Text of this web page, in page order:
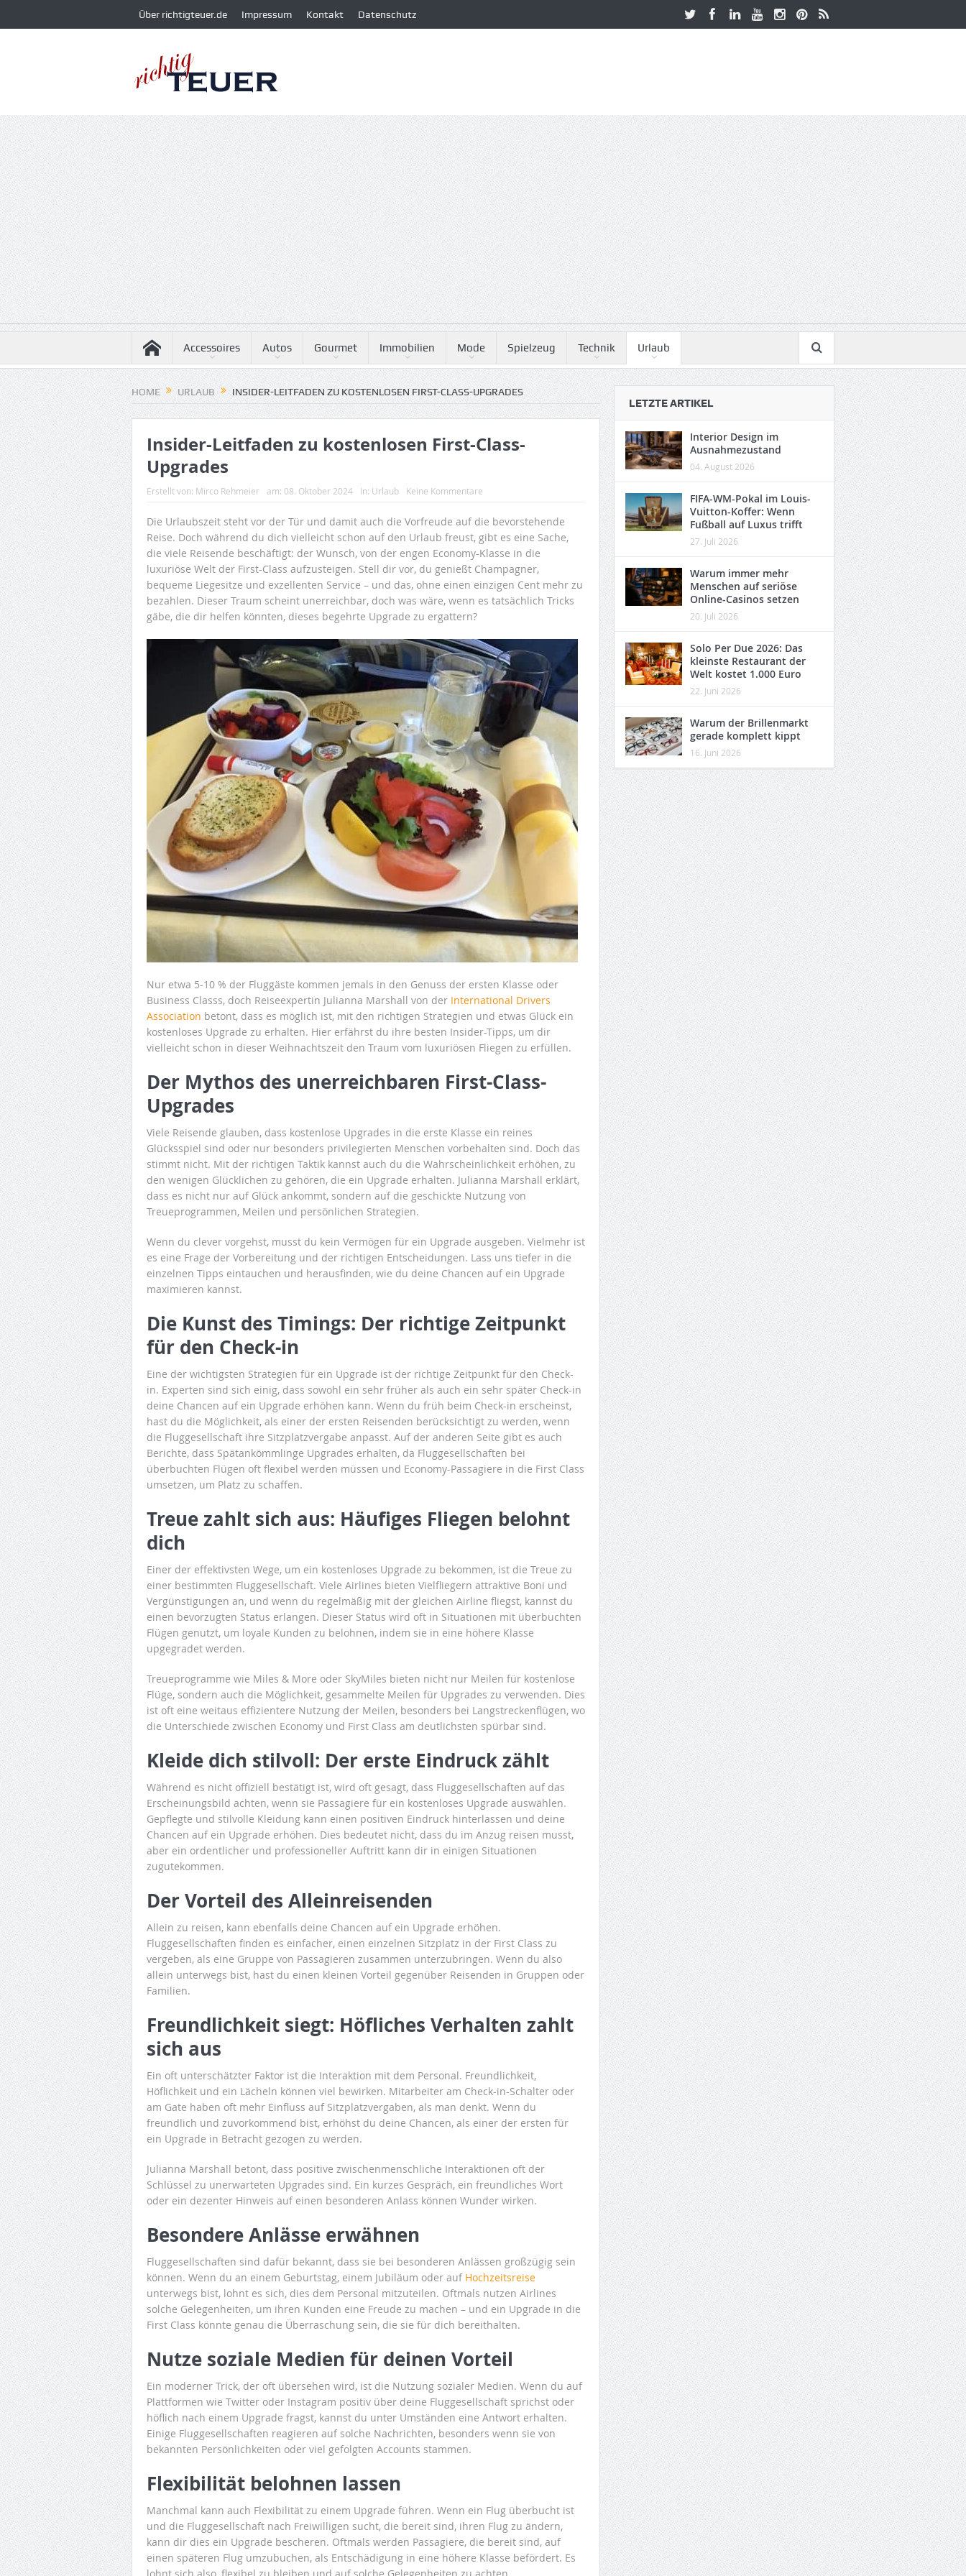
Über richtigteuer.de Impressum Kontakt Datenschutz
Accessoires Autos Gourmet Immobilien Mode Spielzeug Technik Urlaub
HOME URLAUB INSIDER-LEITFADEN ZU KOSTENLOSEN FIRST-CLASS-UPGRADES
Insider-Leitfaden zu kostenlosen First-Class-
Upgrades
Erstellt von: Mirco Rehmeier am: 08. Oktober 2024 In: Urlaub Keine Kommentare
Die Urlaubszeit steht vor der Tür und damit auch die Vorfreude auf die bevorstehende
Reise. Doch während du dich vielleicht schon auf den Urlaub freust, gibt es eine Sache,
die viele Reisende beschäftigt: der Wunsch, von der engen Economy-Klasse in die
luxuriöse Welt der First-Class aufzusteigen. Stell dir vor, du genießt Champagner,
bequeme Liegesitze und exzellenten Service – und das, ohne einen einzigen Cent mehr zu
bezahlen. Dieser Traum scheint unerreichbar, doch was wäre, wenn es tatsächlich Tricks
gäbe, die dir helfen könnten, dieses begehrte Upgrade zu ergattern?
Nur etwa 5-10 % der Fluggäste kommen jemals in den Genuss der ersten Klasse oder
Business Classs, doch Reiseexpertin Julianna Marshall von der International Drivers
Association betont, dass es möglich ist, mit den richtigen Strategien und etwas Glück ein
kostenloses Upgrade zu erhalten. Hier erfährst du ihre besten Insider-Tipps, um dir
vielleicht schon in dieser Weihnachtszeit den Traum vom luxuriösen Fliegen zu erfüllen.
Der Mythos des unerreichbaren First-Class-
Upgrades
Viele Reisende glauben, dass kostenlose Upgrades in die erste Klasse ein reines
Glücksspiel sind oder nur besonders privilegierten Menschen vorbehalten sind. Doch das
stimmt nicht. Mit der richtigen Taktik kannst auch du die Wahrscheinlichkeit erhöhen, zu
den wenigen Glücklichen zu gehören, die ein Upgrade erhalten. Julianna Marshall erklärt,
dass es nicht nur auf Glück ankommt, sondern auf die geschickte Nutzung von
Treueprogrammen, Meilen und persönlichen Strategien.
Wenn du clever vorgehst, musst du kein Vermögen für ein Upgrade ausgeben. Vielmehr ist
es eine Frage der Vorbereitung und der richtigen Entscheidungen. Lass uns tiefer in die
einzelnen Tipps eintauchen und herausfinden, wie du deine Chancen auf ein Upgrade
maximieren kannst.
Die Kunst des Timings: Der richtige Zeitpunkt
für den Check-in
Eine der wichtigsten Strategien für ein Upgrade ist der richtige Zeitpunkt für den Check-
in. Experten sind sich einig, dass sowohl ein sehr früher als auch ein sehr später Check-in
deine Chancen auf ein Upgrade erhöhen kann. Wenn du früh beim Check-in erscheinst,
hast du die Möglichkeit, als einer der ersten Reisenden berücksichtigt zu werden, wenn
die Fluggesellschaft ihre Sitzplatzvergabe anpasst. Auf der anderen Seite gibt es auch
Berichte, dass Spätankömmlinge Upgrades erhalten, da Fluggesellschaften bei
überbuchten Flügen oft flexibel werden müssen und Economy-Passagiere in die First Class
umsetzen, um Platz zu schaffen.
Treue zahlt sich aus: Häufiges Fliegen belohnt
dich
Einer der effektivsten Wege, um ein kostenloses Upgrade zu bekommen, ist die Treue zu
einer bestimmten Fluggesellschaft. Viele Airlines bieten Vielfliegern attraktive Boni und
Vergünstigungen an, und wenn du regelmäßig mit der gleichen Airline fliegst, kannst du
einen bevorzugten Status erlangen. Dieser Status wird oft in Situationen mit überbuchten
Flügen genutzt, um loyale Kunden zu belohnen, indem sie in eine höhere Klasse
upgegradet werden.
Treueprogramme wie Miles & More oder SkyMiles bieten nicht nur Meilen für kostenlose
Flüge, sondern auch die Möglichkeit, gesammelte Meilen für Upgrades zu verwenden. Dies
ist oft eine weitaus effizientere Nutzung der Meilen, besonders bei Langstreckenflügen, wo
die Unterschiede zwischen Economy und First Class am deutlichsten spürbar sind.
Kleide dich stilvoll: Der erste Eindruck zählt
Während es nicht offiziell bestätigt ist, wird oft gesagt, dass Fluggesellschaften auf das
Erscheinungsbild achten, wenn sie Passagiere für ein kostenloses Upgrade auswählen.
Gepflegte und stilvolle Kleidung kann einen positiven Eindruck hinterlassen und deine
Chancen auf ein Upgrade erhöhen. Dies bedeutet nicht, dass du im Anzug reisen musst,
aber ein ordentlicher und professioneller Auftritt kann dir in einigen Situationen
zugutekommen.
Der Vorteil des Alleinreisenden
Allein zu reisen, kann ebenfalls deine Chancen auf ein Upgrade erhöhen.
Fluggesellschaften finden es einfacher, einen einzelnen Sitzplatz in der First Class zu
vergeben, als eine Gruppe von Passagieren zusammen unterzubringen. Wenn du also
allein unterwegs bist, hast du einen kleinen Vorteil gegenüber Reisenden in Gruppen oder
Familien.
Freundlichkeit siegt: Höfliches Verhalten zahlt
sich aus
Ein oft unterschätzter Faktor ist die Interaktion mit dem Personal. Freundlichkeit,
Höflichkeit und ein Lächeln können viel bewirken. Mitarbeiter am Check-in-Schalter oder
am Gate haben oft mehr Einfluss auf Sitzplatzvergaben, als man denkt. Wenn du
freundlich und zuvorkommend bist, erhöhst du deine Chancen, als einer der ersten für
ein Upgrade in Betracht gezogen zu werden.
Julianna Marshall betont, dass positive zwischenmenschliche Interaktionen oft der
Schlüssel zu unerwarteten Upgrades sind. Ein kurzes Gespräch, ein freundliches Wort
oder ein dezenter Hinweis auf einen besonderen Anlass können Wunder wirken.
Besondere Anlässe erwähnen
Fluggesellschaften sind dafür bekannt, dass sie bei besonderen Anlässen großzügig sein
können. Wenn du an einem Geburtstag, einem Jubiläum oder auf Hochzeitsreise
unterwegs bist, lohnt es sich, dies dem Personal mitzuteilen. Oftmals nutzen Airlines
solche Gelegenheiten, um ihren Kunden eine Freude zu machen – und ein Upgrade in die
First Class könnte genau die Überraschung sein, die sie für dich bereithalten.
Nutze soziale Medien für deinen Vorteil
Ein moderner Trick, der oft übersehen wird, ist die Nutzung sozialer Medien. Wenn du auf
Plattformen wie Twitter oder Instagram positiv über deine Fluggesellschaft sprichst oder
höflich nach einem Upgrade fragst, kannst du unter Umständen eine Antwort erhalten.
Einige Fluggesellschaften reagieren auf solche Nachrichten, besonders wenn sie von
bekannten Persönlichkeiten oder viel gefolgten Accounts stammen.
Flexibilität belohnen lassen
Manchmal kann auch Flexibilität zu einem Upgrade führen. Wenn ein Flug überbucht ist
und die Fluggesellschaft nach Freiwilligen sucht, die bereit sind, ihren Flug zu ändern,
kann dir dies ein Upgrade bescheren. Oftmals werden Passagiere, die bereit sind, auf
einen späteren Flug umzubuchen, als Entschädigung in eine höhere Klasse befördert. Es
LETZTE ARTIKEL
Interior Design im
Ausnahmezustand
04. August 2026
FIFA-WM-Pokal im Louis-
Vuitton-Koffer: Wenn
Fußball auf Luxus trifft
27. Juli 2026
Warum immer mehr
Menschen auf seriöse
Online-Casinos setzen
20. Juli 2026
Solo Per Due 2026: Das
kleinste Restaurant der
Welt kostet 1.000 Euro
22. Juni 2026
Warum der Brillenmarkt
gerade komplett kippt
16. Juni 2026